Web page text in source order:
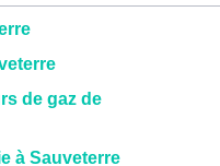
de gaz de
à Sauveterre